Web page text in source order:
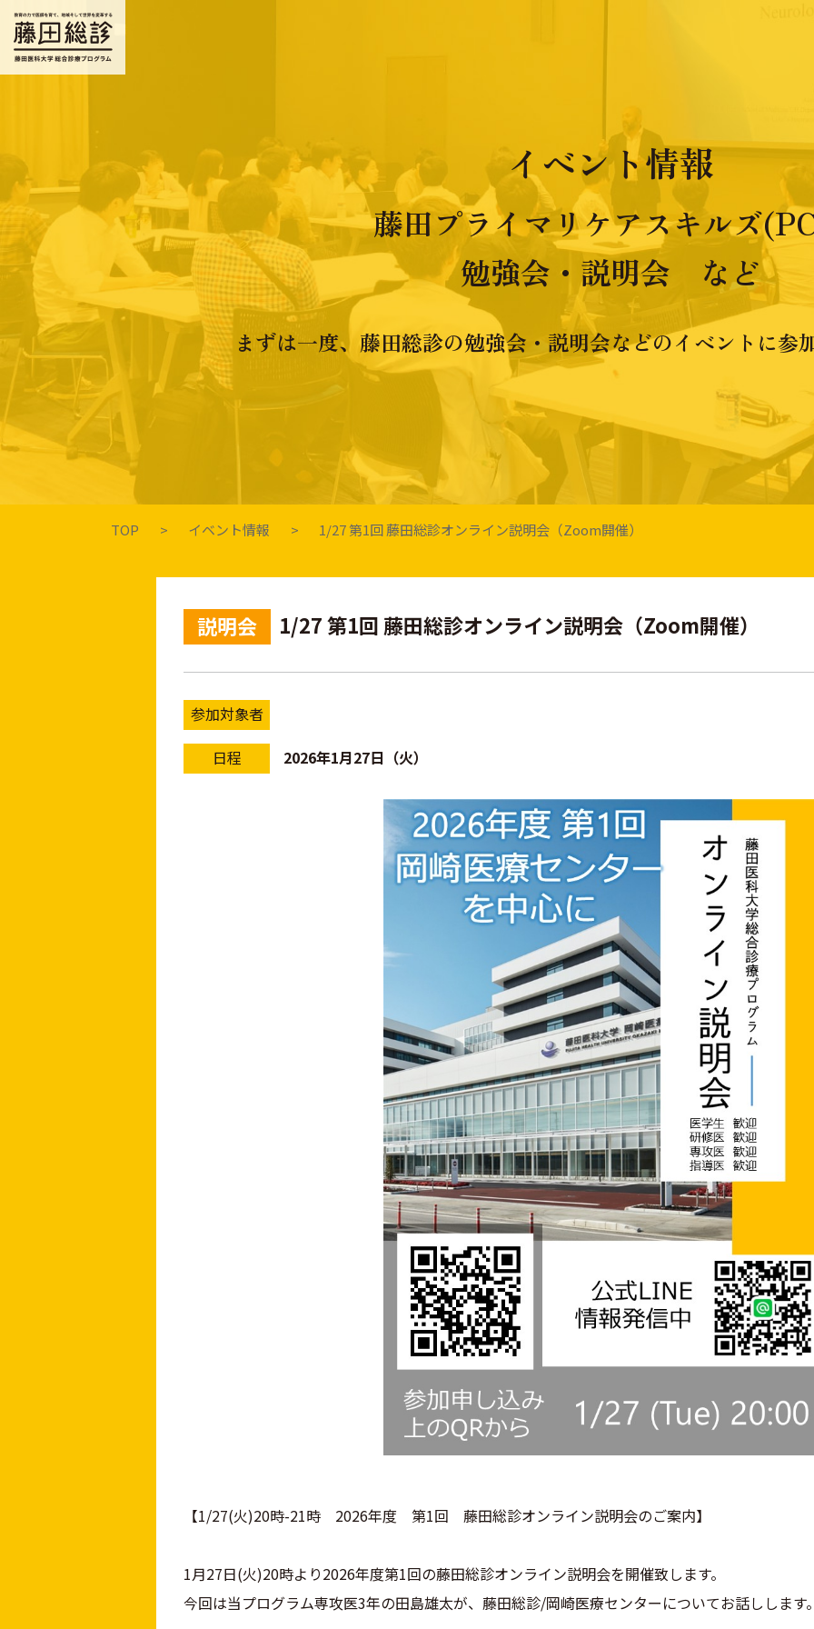
イベント情報
藤田プライマリケアスキルズ
勉強会・説明会 など
まずは一度、藤田総診の勉強会・説明会などのイベントに参
TOP イベント情報 1/27 第1回 藤田総診オンライン説明会（Zoom開催）
説明会 1/27 第1回 藤田総診オンライン説明会（Zoom開催）
参加対象者
日程
2026年1月27日（火）
【1/27(火)20時-21時 2026年度 第1回 藤田総診オンライン説明会のご案内】
1月27日(火)20時より2026年度第1回の藤田総診オンライン説明会を開催致します。
今回は当プログラム専攻医3年の田島雄太が、藤田総診/岡崎医療センターについてお話しします